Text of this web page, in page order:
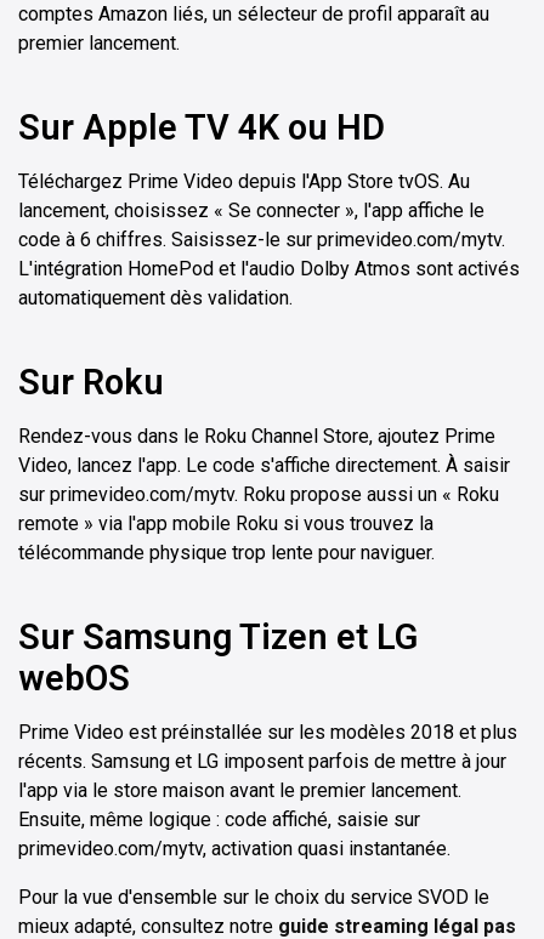
comptes Amazon liés, un sélecteur de profil apparaît au
premier lancement.
Sur Apple TV 4K ou HD
Téléchargez Prime Video depuis l'App Store tvOS. Au
lancement, choisissez « Se connecter », l'app affiche le
code à 6 chiffres. Saisissez-le sur primevideo.com/mytv.
L'intégration HomePod et l'audio Dolby Atmos sont activés
automatiquement dès validation.
Sur Roku
Rendez-vous dans le Roku Channel Store, ajoutez Prime
Video, lancez l'app. Le code s'affiche directement. À saisir
sur primevideo.com/mytv. Roku propose aussi un « Roku
remote » via l'app mobile Roku si vous trouvez la
télécommande physique trop lente pour naviguer.
Sur Samsung Tizen et LG
webOS
Prime Video est préinstallée sur les modèles 2018 et plus
récents. Samsung et LG imposent parfois de mettre à jour
l'app via le store maison avant le premier lancement.
Ensuite, même logique : code affiché, saisie sur
primevideo.com/mytv, activation quasi instantanée.
Pour la vue d'ensemble sur le choix du service SVOD le
mieux adapté, consultez notre guide streaming légal pas